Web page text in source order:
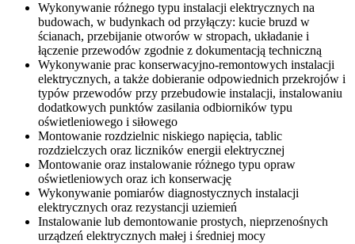
Wykonywanie różnego typu instalacji elektrycznych na
budowach, w budynkach od przyłączy: kucie bruzd w
ścianach, przebijanie otworów w stropach, układanie i
łączenie przewodów zgodnie z dokumentacją techniczną
Wykonywanie prac konserwacyjno-remontowych instalacji
elektrycznych, a także dobieranie odpowiednich przekrojów i
typów przewodów przy przebudowie instalacji, instalowaniu
dodatkowych punktów zasilania odbiorników typu
oświetleniowego i siłowego
Montowanie rozdzielnic niskiego napięcia, tablic
rozdzielczych oraz liczników energii elektrycznej
Montowanie oraz instalowanie różnego typu opraw
oświetleniowych oraz ich konserwację
Wykonywanie pomiarów diagnostycznych instalacji
elektrycznych oraz rezystancji uziemień
Instalowanie lub demontowanie prostych, nieprzenośnych
urządzeń elektrycznych małej i średniej mocy